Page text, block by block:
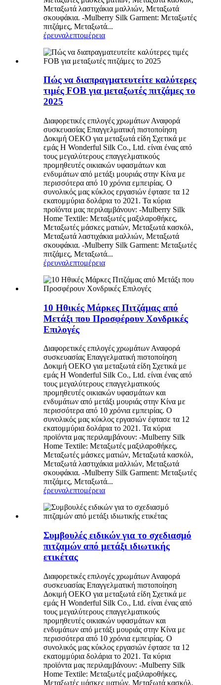
Μεταξωτά λαστιχάκια μαλλιών, Μεταξωτά
σκουφάκια. -Mulberry Silk Garment: Μεταξωτές
πιτζάμες, Μεταξωτά...
έρευναλεπτομέρεια
Πώς να διαπραγματευτείτε καλύτερες
τιμές FOB για μεταξωτές πιτζάμες το
2025
Διαφορετικές επιλογές χρωμάτων Αναφορά
συσκευασίας Επαγγελματική πιστοποίηση
Δοκιμή OEKO για μεταξωτά είδη Σχετικά με
εμάς Η Wonderful Silk Co., Ltd. είναι ένας από
τους μεγαλύτερους επαγγελματικούς
προμηθευτές οικιακών υφασμάτων και
ενδυμάτων από μετάξι μουριάς στην Κίνα με
περισσότερα από 10 χρόνια εμπειρίας. Ο
συνολικός μας κύκλος εργασιών έφτασε τα 12
εκατομμύρια δολάρια το 2021. Τα κύρια
προϊόντα μας περιλαμβάνουν: -Mulberry Silk
Home Textile: Μεταξωτές μαξιλαροθήκες,
Μεταξωτές μάσκες ματιών, Μεταξωτά κασκόλ,
Μεταξωτά λαστιχάκια μαλλιών, Μεταξωτά
σκουφάκια. -Mulberry Silk Garment: Μεταξωτές
πιτζάμες, Μεταξωτά...
έρευναλεπτομέρεια
10 Ηθικές Μάρκες Πιτζάμας από
Μετάξι που Προσφέρουν Χονδρικές
Επιλογές
Διαφορετικές επιλογές χρωμάτων Αναφορά
συσκευασίας Επαγγελματική πιστοποίηση
Δοκιμή OEKO για μεταξωτά είδη Σχετικά με
εμάς Η Wonderful Silk Co., Ltd. είναι ένας από
τους μεγαλύτερους επαγγελματικούς
προμηθευτές οικιακών υφασμάτων και
ενδυμάτων από μετάξι μουριάς στην Κίνα με
περισσότερα από 10 χρόνια εμπειρίας. Ο
συνολικός μας κύκλος εργασιών έφτασε τα 12
εκατομμύρια δολάρια το 2021. Τα κύρια
προϊόντα μας περιλαμβάνουν: -Mulberry Silk
Home Textile: Μεταξωτές μαξιλαροθήκες,
Μεταξωτές μάσκες ματιών, Μεταξωτά κασκόλ,
Μεταξωτά λαστιχάκια μαλλιών, Μεταξωτά
σκουφάκια. -Mulberry Silk Garment: Μεταξωτές
πιτζάμες, Μεταξωτά...
έρευναλεπτομέρεια
Συμβουλές ειδικών για το σχεδιασμό
πιτζαμών από μετάξι ιδιωτικής
ετικέτας
Διαφορετικές επιλογές χρωμάτων Αναφορά
συσκευασίας Επαγγελματική πιστοποίηση
Δοκιμή OEKO για μεταξωτά είδη Σχετικά με
εμάς Η Wonderful Silk Co., Ltd. είναι ένας από
τους μεγαλύτερους επαγγελματικούς
προμηθευτές οικιακών υφασμάτων και
ενδυμάτων από μετάξι μουριάς στην Κίνα με
περισσότερα από 10 χρόνια εμπειρίας. Ο
συνολικός μας κύκλος εργασιών έφτασε τα 12
εκατομμύρια δολάρια το 2021. Τα κύρια
προϊόντα μας περιλαμβάνουν: -Mulberry Silk
Home Textile: Μεταξωτές μαξιλαροθήκες,
Μεταξωτές μάσκες ματιών, Μεταξωτά κασκόλ,